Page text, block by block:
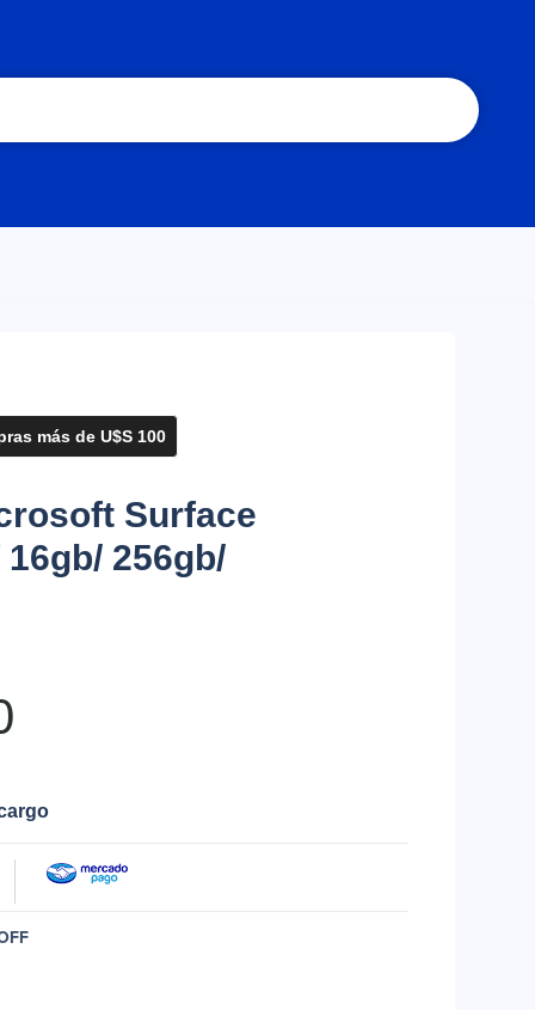
más de U$S 100
Surface
16gb/ 256gb/